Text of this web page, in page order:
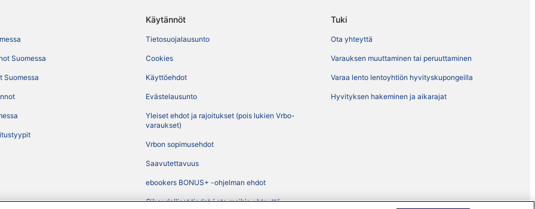
Suomessa
Suomessa
Käytännöt
Tietosuojalausunto
Cookies
Käyttöehdot
Evästelausunto
Yleiset ehdot ja rajoitukset (pois lukien Vrbo-
varaukset)
Vrbon sopimusehdot
Saavutettavuus
ebookers BONUS+ -ohjelman ehdot
Oikeudelliset tiedot / ota meihin yhteyttä
Tuki
Ota yhteyttä
Varauksen muuttaminen tai peruuttaminen
Varaa lento lentoyhtiön hyvityskupongeilla
Hyvityksen hakeminen ja aikarajat